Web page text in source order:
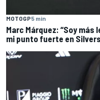
MOTOGP5 min
Marc Márquez: “Soy
mi punto fuerte en